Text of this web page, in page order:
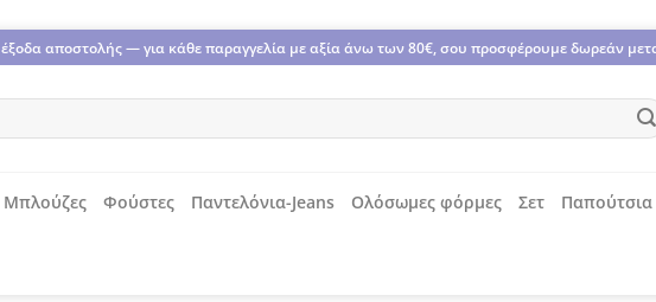
έξοδα αποστολής — για κάθε παραγγελία με αξία άνω των 80€, σου προσφέρουμε δωρεάν
Μπλούζες Φούστες Παντελόνια-Jeans Ολόσωμες φόρμες Σετ Παπούτσια